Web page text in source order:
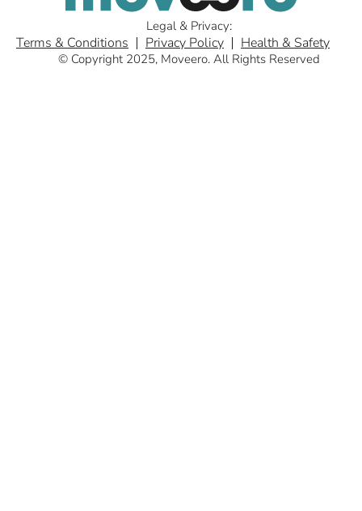
© Copyright 2025, Moveero. All Rights Reserved
Legal & Privacy:
Terms & Conditions Privacy Policy Health & Safety